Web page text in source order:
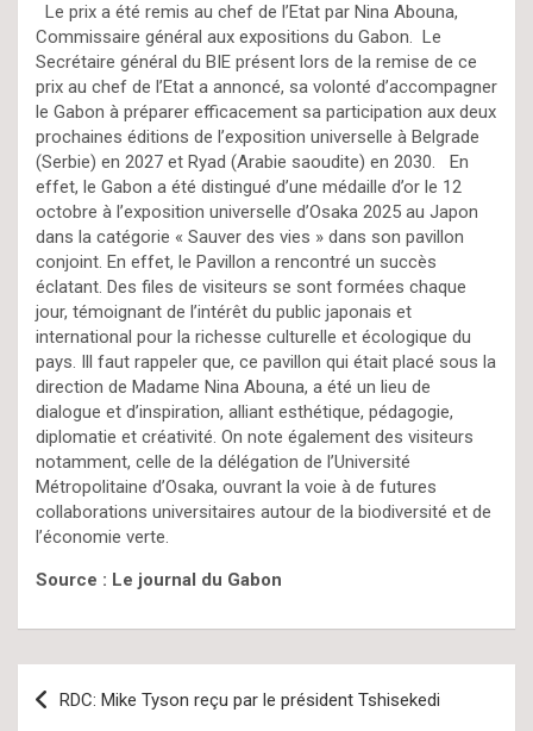
Le prix a été remis au chef de l’Etat par Nina Abouna,
Commissaire général aux expositions du Gabon. Le
Secrétaire général du BIE présent lors de la remise de ce
prix au chef de l’Etat a annoncé, sa volonté d’accompagner
le Gabon à préparer efficacement sa participation aux deux
prochaines éditions de l’exposition universelle à Belgrade
(Serbie) en 2027 et Ryad (Arabie saoudite) en 2030. En
effet, le Gabon a été distingué d’une médaille d’or le 12
octobre à l’exposition universelle d’Osaka 2025 au Japon
dans la catégorie « Sauver des vies » dans son pavillon
conjoint. En effet, le Pavillon a rencontré un succès
éclatant. Des files de visiteurs se sont formées chaque
jour, témoignant de l’intérêt du public japonais et
international pour la richesse culturelle et écologique du
pays. Ill faut rappeler que, ce pavillon qui était placé sous la
direction de Madame Nina Abouna, a été un lieu de
dialogue et d’inspiration, alliant esthétique, pédagogie,
diplomatie et créativité. On note également des visiteurs
notamment, celle de la délégation de l’Université
Métropolitaine d’Osaka, ouvrant la voie à de futures
collaborations universitaires autour de la biodiversité et de
l’économie verte.
Source : Le journal du Gabon
Navigation
de
RDC: Mike Tyson reçu par le président Tshisekedi